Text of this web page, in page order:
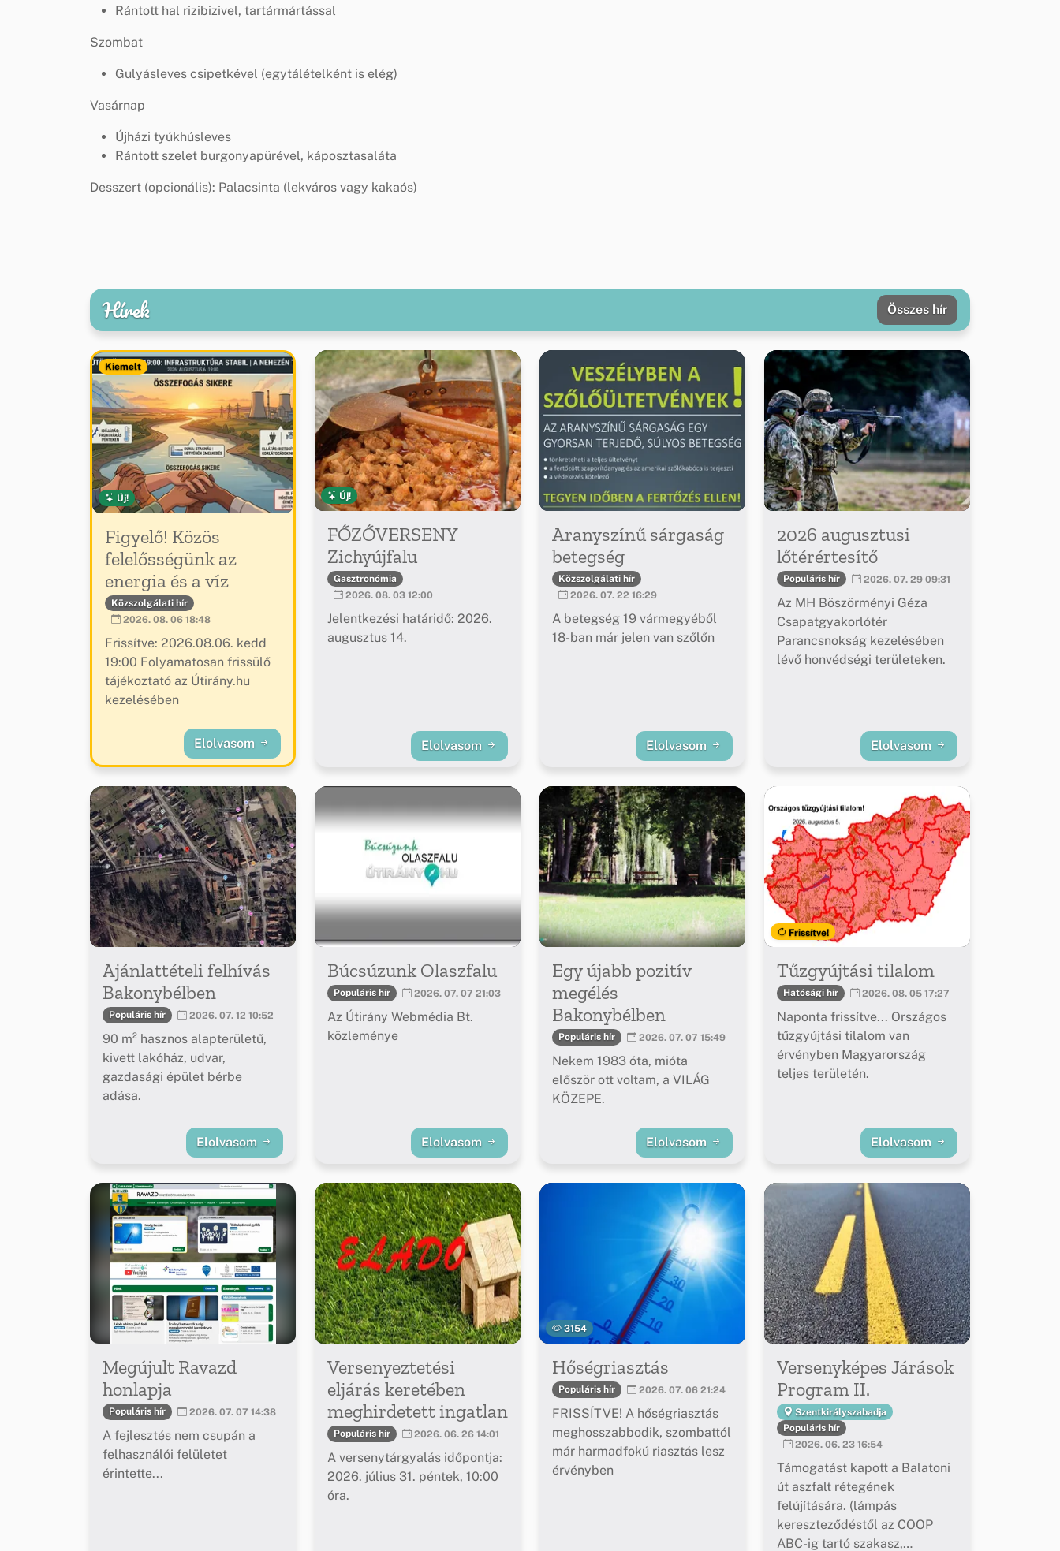
Rántott hal rizibizivel, tartármártással
Szombat
Gulyásleves csipetkével (egytálételként is elég)
Vasárnap
Újházi tyúkhúsleves
Rántott szelet burgonyapürével, káposztasaláta
Desszert (opcionális): Palacsinta (lekváros vagy kakaós)
Hírek Összes hír
Kiemelt
Új!
Figyelő! Közös
felelősségünk az
energia és a víz
Közszolgálati hír
2026. 08. 06 18:48
Frissítve: 2026.08.06. kedd
19:00 Folyamatosan frissülő
tájékoztató az Útirány.hu
kezelésében
Elolvasom
Új!
FŐZŐVERSENY
Zichyújfalu
Gasztronómia
2026. 08. 03 12:00
Jelentkezési határidő: 2026.
augusztus 14.
Elolvasom
Aranyszínű sárgaság
betegség
Közszolgálati hír
2026. 07. 22 16:29
A betegség 19 vármegyéből
18-ban már jelen van szőlőn
Elolvasom
2026 augusztusi
lőtérértesítő
Populáris hír 2026. 07. 29 09:31
Az MH Böszörményi Géza
Csapatgyakorlótér
Parancsnokság kezelésében
lévő honvédségi területeken.
Elolvasom
Ajánlattételi felhívás
Bakonybélben
Populáris hír 2026. 07. 12 10:52
90 m² hasznos alapterületű,
kivett lakóház, udvar,
gazdasági épület bérbe
adása.
Elolvasom
Búcsúzunk Olaszfalu
Populáris hír 2026. 07. 07 21:03
Az Útirány Webmédia Bt.
közleménye
Elolvasom
Egy újabb pozitív
megélés
Bakonybélben
Populáris hír 2026. 07. 07 15:49
Nekem 1983 óta, mióta
először ott voltam, a VILÁG
KÖZEPE.
Elolvasom
Frissítve!
Tűzgyújtási tilalom
Hatósági hír 2026. 08. 05 17:27
Naponta frissítve... Országos
tűzgyújtási tilalom van
érvényben Magyarország
teljes területén.
Elolvasom
Megújult Ravazd
honlapja
Populáris hír 2026. 07. 07 14:38
A fejlesztés nem csupán a
felhasználói felületet
érintette...
Versenyeztetési
eljárás keretében
meghirdetett ingatlan
Populáris hír 2026. 06. 26 14:01
A versenytárgyalás időpontja:
2026. július 31. péntek, 10:00
óra.
3154
Hőségriasztás
Populáris hír 2026. 07. 06 21:24
FRISSÍTVE! A hőségriasztás
meghosszabbodik, szombattól
már harmadfokú riasztás lesz
érvényben
Versenyképes Járások
Program II.
Szentkirályszabadja
Populáris hír
2026. 06. 23 16:54
Támogatást kapott a Balatoni
út aszfalt rétegének
felújítására. (lámpás
kereszteződéstől az COOP
ABC-ig tartó szakasz,